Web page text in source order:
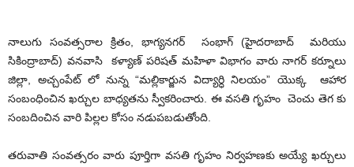
నాలుగు సంవత్సరాల క్రితం, భాగ్యనగర్ సంభాగ్ (హైదరాబాద్ మరియు
సికింద్రాబాద్) వనవాసి కళ్యాణ్ పరిషత్ మహిళా విభాగం వారు నాగర్ కర్నూలు
జిల్లా, అచ్చంపేట్ లో నున్న “మల్లికార్జున విద్యార్ధి నిలయం” యొక్క ఆహార
సంబంధించిన ఖర్చుల బాధ్యతను స్వీకరించారు. ఈ వసతి గృహం చెంచు తెగ కు
సంబదించిన వారి పిల్లల కోసం నడుపబడుతోంది.
తరువాతి సంవత్సరం వారు పూర్తిగా వసతి గృహం నిర్వహణకు అయ్యే ఖర్చులు